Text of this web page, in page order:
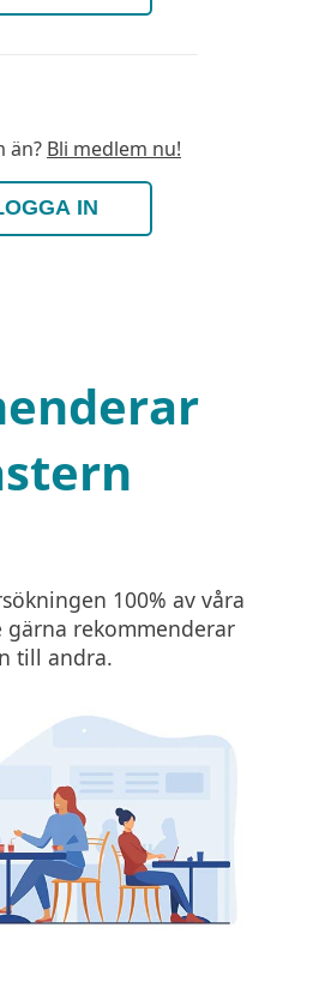
än? Bli medlem nu!
IN
100% av våra
gärna rekommenderar
till andra.